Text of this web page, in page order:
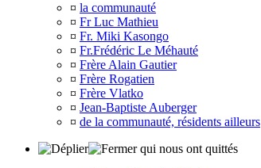
¤ la communauté
¤ Fr Luc Mathieu
¤ Fr. Miki Kasongo
¤ Fr.Frédéric Le Méhauté
¤ Frère Alain Gautier
¤ Frère Rogatien
¤ Frère Vlatko
¤ Jean-Baptiste Auberger
¤ de la communauté, résidents ailleurs
qui nous ont quittés